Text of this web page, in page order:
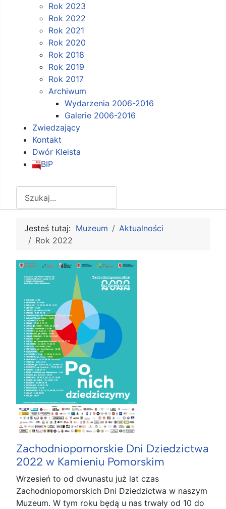
Rok 2023
Rok 2022
Rok 2021
Rok 2020
Rok 2018
Rok 2019
Rok 2017
Archiwum
Wydarzenia 2006-2016
Galerie 2006-2016
Zwiedzający
Kontakt
Dwór Kleista
BIP
Jesteś tutaj: Muzeum
Aktualności
Rok 2022
Zachodniopomorskie Dni Dziedzictwa
2022 w Kamieniu Pomorskim
Wrzesień to od dwunastu już lat czas
Zachodniopomorskich Dni Dziedzictwa w naszym
Muzeum. W tym roku będą u nas trwały od 10 do